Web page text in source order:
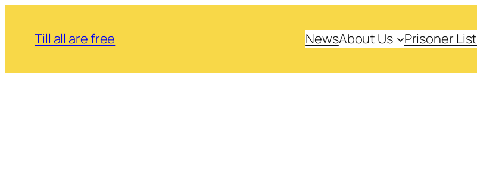
Inhalt
springen
Till all are free NewsAbout Us Prisoner List